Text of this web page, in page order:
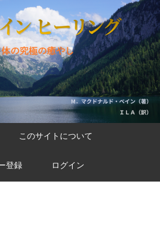
このサイトについて
登録 ログイン